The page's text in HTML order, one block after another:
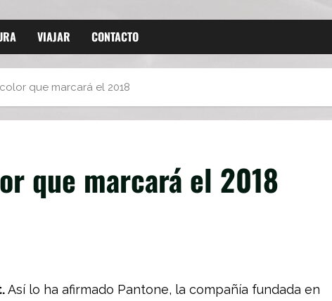
VIAJAR CONTACTO
que marcará el 2018
que marcará el 2018
Así lo ha afirmado Pantone, la compañía fundada en